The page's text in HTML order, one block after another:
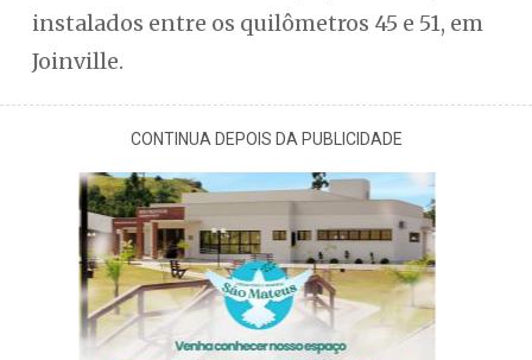
instalados entre os quilômetros 45 e 51, em
Joinville.
CONTINUA DEPOIS DA PUBLICIDADE